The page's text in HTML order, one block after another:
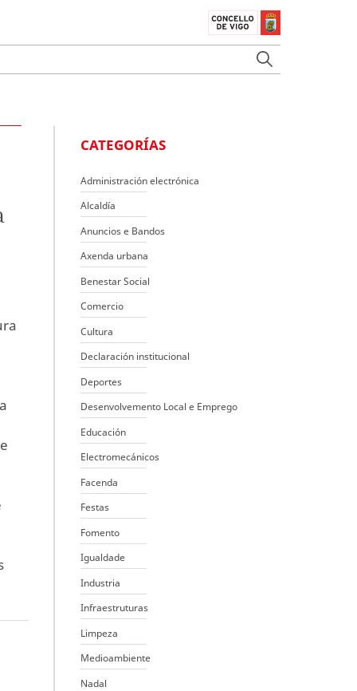
CATEGORÍAS
Administración electrónica
Alcaldía
Anuncios e Bandos
Axenda urbana
Benestar Social
Comercio
Cultura
Declaración institucional
Deportes
Desenvolvemento Local e Emprego
Educación
Electromecánicos
Facenda
Festas
Fomento
Igualdade
Industria
Infraestruturas
Limpeza
Medioambiente
Nadal